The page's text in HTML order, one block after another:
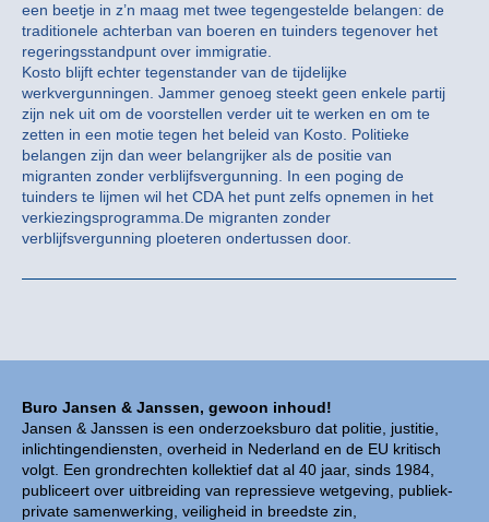
Buro Jansen & Janssen, gewoon inhoud!
Jansen & Janssen is een onderzoeksburo dat politie, justitie,
inlichtingendiensten, overheid in Nederland en de EU kritisch
volgt. Een grondrechten kollektief dat al 40 jaar, sinds 1984,
publiceert over uitbreiding van repressieve wetgeving, publiek-
private samenwerking, veiligheid in breedste zin,
een beetje in z’n maag met twee tegengestelde belangen: de
traditionele achterban van boeren en tuinders tegenover het
regeringsstandpunt over immigratie.
Kosto blijft echter tegenstander van de tijdelijke
werkvergunningen. Jammer genoeg steekt geen enkele partij
zijn nek uit om de voorstellen verder uit te werken en om te
zetten in een motie tegen het beleid van Kosto. Politieke
belangen zijn dan weer belangrijker als de positie van
migranten zonder verblijfsvergunning. In een poging de
tuinders te lijmen wil het CDA het punt zelfs opnemen in het
verkiezingsprogramma.De migranten zonder
verblijfsvergunning ploeteren ondertussen door.